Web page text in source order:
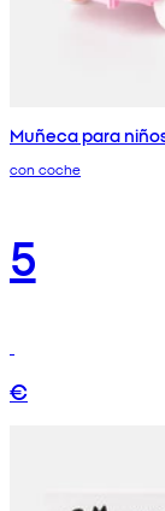
Muñeca para
con coche
5
€